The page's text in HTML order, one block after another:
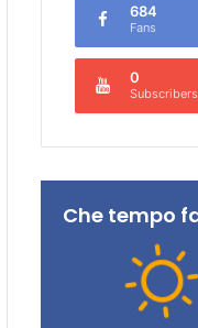
684
Fans
0
Subscribers
Che tempo